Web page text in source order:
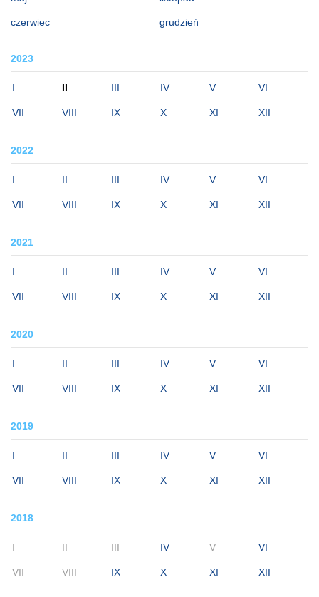
czerwiec grudzień
2023
I II III IV V VI
VII VIII IX X XI XII
2022
I II III IV V VI
VII VIII IX X XI XII
2021
I II III IV V VI
VII VIII IX X XI XII
2020
I II III IV V VI
VII VIII IX X XI XII
2019
I II III IV V VI
VII VIII IX X XI XII
2018
I II III IV V VI
VII VIII IX X XI XII